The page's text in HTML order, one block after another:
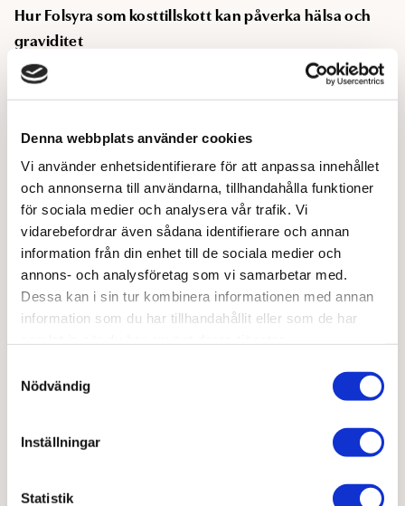
Denna webbplats använder cookies
Vi använder enhetsidentifierare för att anpassa innehållet
och annonserna till användarna, tillhandahålla funktioner
för sociala medier och analysera vår trafik. Vi
vidarebefordrar även sådana identifierare och annan
information från din enhet till de sociala medier och
annons- och analysföretag som vi samarbetar med.
Dessa kan i sin tur kombinera informationen med annan
information som du har tillhandahållit eller som de har
Nödvändig
Inställningar
Statistik
Hur Folsyra som kosttillskott kan påverka hälsa och
graviditet
Läs mer
Lecithin - kosttillskottet för hjärnan
Läs mer
Upptäck fördelarna med Omega-3
Läs mer
Varför Multimineral-tillskott kan vara ett bra